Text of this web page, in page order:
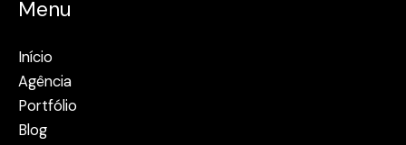
Menu
Início
Agência
Portfólio
Blog